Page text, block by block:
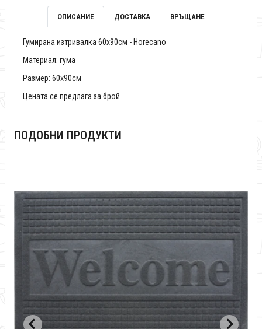
ОПИСАНИЕ ДОСТАВКА ВРЪЩАНЕ
Гумирана изтривалка 60x90см - Horecano
Материал: гума
Размер: 60x90см
Цената се предлага за брой
ПОДОБНИ ПРОДУКТИ